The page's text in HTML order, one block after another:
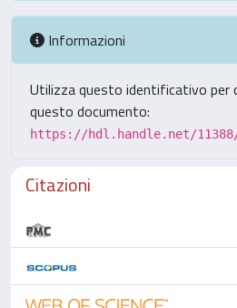
Informazioni
Utilizza questo identificativo per
questo documento:
https://hdl.handle.net/11388/
Citazioni